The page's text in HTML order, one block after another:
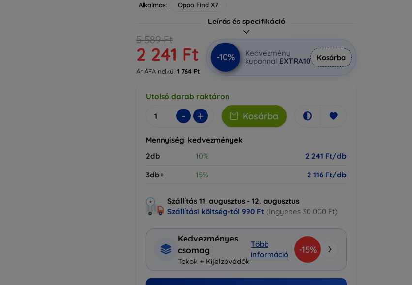
Alkalmas: Oppo Find X7
Leírás és specifikáció
5 589 Ft
2 241 Ft
Ár ÁFA nelkül 1 764 Ft
-10%
Kedvezmény
kuponnal EXTRA10 Kosárba
Utolsó darab raktáron
- + Kosárba
Mennyiségi kedvezmények
2db
10%
2 241 Ft/db
3db+
15% 2 116 Ft/db
Szállítás 11. augusztus - 12. augusztus
Szállítási költség-tól 990 Ft (Ingyenes 30 000 Ft)
Kedvezményes
csomag
Tokok + Kijelzővédők
Több
információ
-15%